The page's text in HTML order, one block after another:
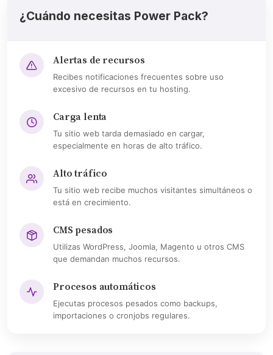
¿Cuándo necesitas Power Pack?
Alertas de recursos
Recibes notificaciones frecuentes sobre uso
excesivo de recursos en tu hosting.
Carga lenta
Tu sitio web tarda demasiado en cargar,
especialmente en horas de alto tráfico.
Alto tráfico
Tu sitio web recibe muchos visitantes simultáneos o
está en crecimiento.
CMS pesados
Utilizas WordPress, Joomla, Magento u otros CMS
que demandan muchos recursos.
Procesos automáticos
Ejecutas procesos pesados como backups,
importaciones o cronjobs regulares.